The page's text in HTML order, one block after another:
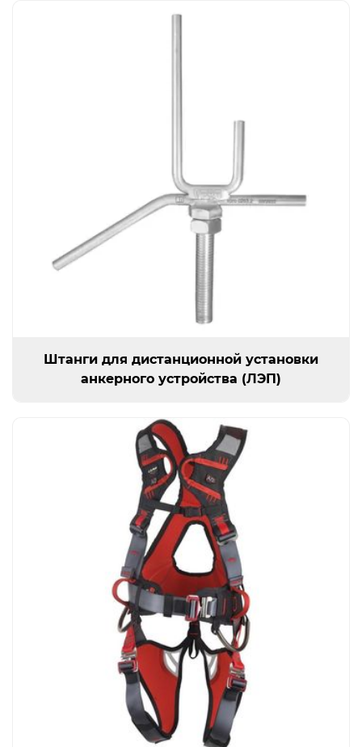
Открыть изображение
Штанги для дистанционной установки анкерного
Штанги для дистанционной установки
анкерного устройства (ЛЭП)
Открыть изображение
Привязи для энергетиков